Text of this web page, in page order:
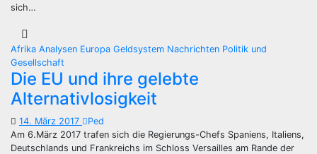
sich…
Afrika Analysen Europa Geldsystem Nachrichten Politik und
Gesellschaft
Die EU und ihre gelebte
Alternativlosigkeit
14. März 2017
Ped
Am 6.März 2017 trafen sich die Regierungs-Chefs Spaniens, Italiens,
Deutschlands und Frankreichs im Schloss Versailles am Rande der